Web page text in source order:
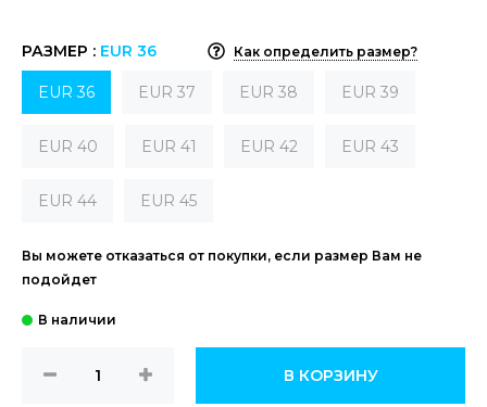
РАЗМЕР : EUR 36 Как определить размер?
EUR 36 EUR 37 EUR 38 EUR 39
EUR 40 EUR 41 EUR 42 EUR 43
EUR 44 EUR 45
Вы можете отказаться от покупки, если размер Вам не
подойдет
В КОРЗИНУ